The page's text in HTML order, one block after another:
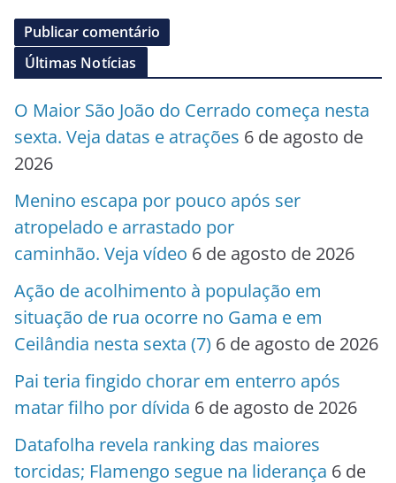
Últimas Notícias
O Maior São João do Cerrado começa nesta
sexta. Veja datas e atrações 6 de agosto de
2026
Menino escapa por pouco após ser
atropelado e arrastado por
caminhão. Veja vídeo 6 de agosto de 2026
Ação de acolhimento à população em
situação de rua ocorre no Gama e em
Ceilândia nesta sexta (7) 6 de agosto de 2026
Pai teria fingido chorar em enterro após
matar filho por dívida 6 de agosto de 2026
Datafolha revela ranking das maiores
torcidas; Flamengo segue na liderança 6 de